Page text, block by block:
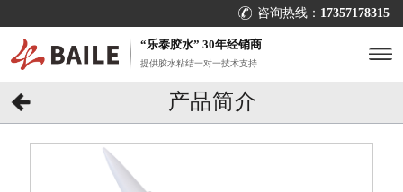
咨询热线： 17357178315
“乐泰胶水” 30年经销商
提供胶水粘结一对一技术支持
产品简介